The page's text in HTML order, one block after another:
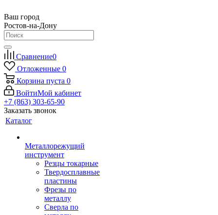
Ваш город
Ростов-на-Дону
Сравнение0
Отложенные 0
Корзина пуста 0
ВойтиМой кабинет
+7 (863) 303-65-90
Заказать звонок
Каталог
Металлорежущий
инструмент
Резцы токарные
Твердосплавные
пластины
Фрезы по
металлу
Сверла по